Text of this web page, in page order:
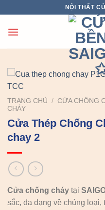
nội
NỘI THẤT
TRANG CHỦ / CỬA CHỐNG
CHÁY
Cửa Thép Chống
chay 2
Cửa chống cháy tại
sắc, đa dạng về chủng